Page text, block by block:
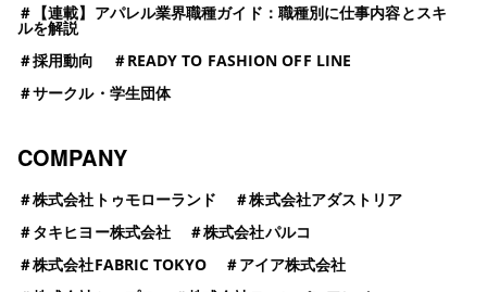
＃ 【連載】アパレル業界職種ガイド：職種別に仕事内容とスキ
ルを解説
＃採用動向 ＃READY TO FASHION OFF LINE
＃サークル・学生団体
COMPANY
＃株式会社トゥモローランド ＃株式会社アダストリア
＃タキヒヨー株式会社 ＃株式会社パルコ
＃株式会社FABRIC TOKYO ＃アイア株式会社